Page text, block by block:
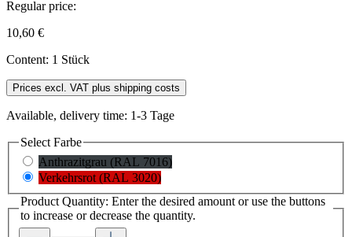
Regular price:
10,60 €
Content: 1 Stück
Prices excl. VAT plus shipping costs
Available, delivery time: 1-3 Tage
Select Farbe
Anthrazitgrau (RAL 7016)
Verkehrsrot (RAL 3020)
Product Quantity: Enter the desired amount or use the buttons
to increase or decrease the quantity.